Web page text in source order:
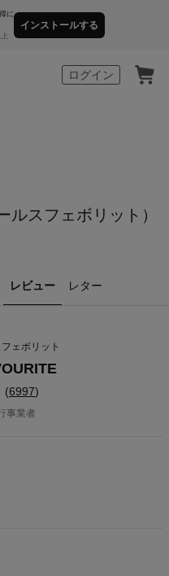
に
インストールする
ログイン
ルスフェボリット）
レビュー レター
ェボリット
(6997)
事業者